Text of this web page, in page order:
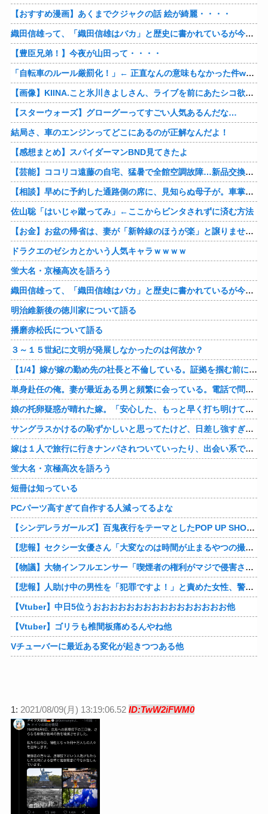
【おすすめ漫画】あくまでクジャクの話 絵が綺麗・・・・
織田信雄って、「織田信雄はバカ」と歴史に書かれているが今まで家が残っているんでバカではないよな？
【豊臣兄弟！】今夜が山田って・・・・
「自転車のルール厳罰化！」← 正直なんの意味もなかった件www
【画像】KIINA.こと氷川きよしさん、ライブを前にあたシコ欲全開www
【スターウォーズ】グローグーってすごい人気あるんだな…
結局さ、車のエンジンってどこにあるのが正解なんだよ！
【感想まとめ】スパイダーマンBND見てきたよ
【芸能】ココリコ遠藤の自宅、猛暑で全館空調故障…新品交換費300万円…高額費用に「高すぎる」
【相談】早めに予約した通路側の席に、見知らぬ母子が。車掌の呼びかけにも「目を閉じて無視」して居座られました。無理やり奪われた席は、結局“やったもん勝ち”になってしまうのでしょうか？
佐山聡「はいじゃ蹴ってみ」←ここからビンタされずに済む方法
【お金】お盆の帰省は、妻が「新幹線のほうが楽」と譲りません。東京から大阪まで家族4人だと往復「10万円」近くかかるため、私は車で節約したいのですが、実際の費用はどれくらい違うのでしょうか？
ドラクエのゼシカとかいう人気キャラｗｗｗｗ
蛍大名・京極高次を語ろう
織田信雄って、「織田信雄はバカ」と歴史に書かれているが今まで家が残っているんでバカではないよな？
明治維新後の徳川家について語る
播磨赤松氏について語る
３～１５世紀に文明が発展しなかったのは何故か？
【1/4】嫁が嫁の勤め先の社長と不倫している。証拠を掴む前に嫁から離婚を切り出されたので、ハッタリかまして証拠を握っているフリしたら、向こうから示談話を振ってきたｗ
単身赴任の俺。妻が最近ある男と頻繁に会っている。電話で問い詰めた。「好きなのはアナタ、でも会えないのがツライ、寂しいから・・・」妻は、その男と不倫関係に発展した様だ…
娘の托卵疑惑が晴れた嫁。「安心した、もっと早く打ち明けて鑑定しておけばよかった」と。そして「今度こそ家族三人で幸せになりたい」と言い出した！！ごめんこうむるわｗｗ
サングラスかけるの恥ずかしいと思ってたけど、日差し強すぎてサングラスかけ始めたわ
嫁は１人で旅行に行きナンパされついていったり、出会い系で知り合った男と会ったりした。しかも酔っていて避妊もしてなかった。そしてやはり自分には夫しかいないと思ったんだとｗ
蛍大名・京極高次を語ろう
短冊は知っている
PCパーツ高すぎて自作する人減ってるよな
【シンデレラガールズ】百鬼夜行をテーマとしたPOP UP SHOPが東京・大阪にて開催
【悲報】セクシー女優さん「大変なのは時間が止まるやつの撮影」←ばらしてしまうｗ
【物議】大物インフルエンサー「喫煙者の権利がマジで侵害されてる。いくら税金払ってるんだ」他
【悲報】人助け中の男性を「犯罪ですよ！」と責めた女性、警察が来た瞬間逃げる他
【Vtuber】中日5位うおおおおおおおおおおおおおおおお他
【Vtuber】ゴリラも椎間板痛めるんやね他
Vチューバーに最近ある変化が起きつつある他
1: 2021/08/09(月) 13:19:06.52 ID:TwW2iFWM0